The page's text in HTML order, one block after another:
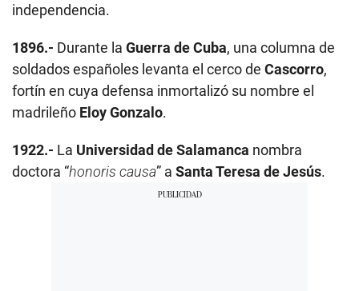
independencia.
1896.- Durante la Guerra de Cuba, una columna de
soldados españoles levanta el cerco de Cascorro,
fortín en cuya defensa inmortalizó su nombre el
madrileño Eloy Gonzalo.
1922.- La Universidad de Salamanca nombra
doctora “honoris causa” a Santa Teresa de Jesús.